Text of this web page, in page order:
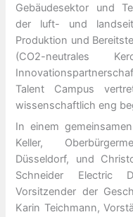
Gebäudesektor und
der luft- und
Produktion und
(CO2-neutrales
Talent Campus
wissenschaftlich eng
In einem
Keller,
Düsseldorf, und
Schneider Electric
Vorsitzender der
Karin Teichmann,